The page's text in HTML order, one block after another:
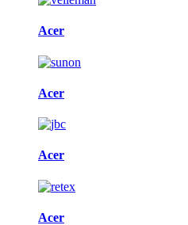
Acer
Acer
Acer
Acer